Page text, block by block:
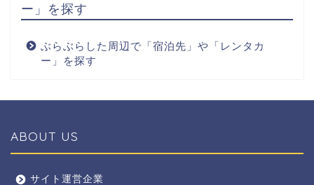
ー」を探す
ぶらぶらした周辺で「宿泊先」や「レンタカ
ー」を探す
ABOUT US
サイト運営企業